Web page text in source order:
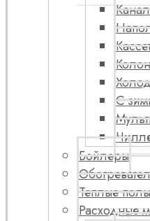
С
Бойлеры
Теплые полы
Расходные